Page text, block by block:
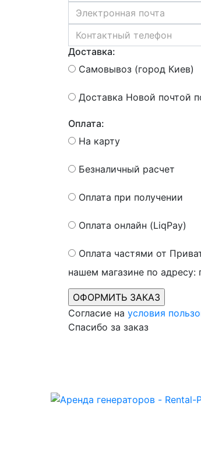
Доставка:
Самовывоз (город Киев)
Доставка Новой почтой
Оплата:
На карту
Безналичный расчет
Оплата при получении
Оплата онлайн (LiqPay)
Оплата частями от
нашем магазине по адресу:
Согласие на условия
Спасибо за заказ